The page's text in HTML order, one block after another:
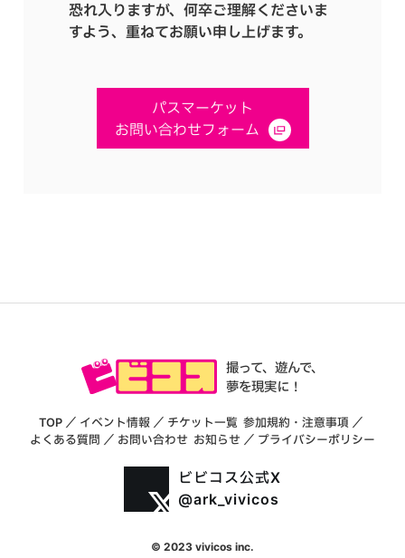
恐れ入りますが、何卒ご理解くださいま
すよう、重ねてお願い申し上げます。
パスマーケット
お問い合わせフォーム
撮って、遊んで、
夢を現実に！
TOP ／ イベント情報 ／ チケット一覧 参加規約・注意事項 ／
よくある質問 ／ お問い合わせ お知らせ ／ プライバシーポリシー
ビビコス公式X
@ark_vivicos
© 2023 vivicos inc.